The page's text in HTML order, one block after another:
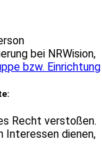
bei NRWision,
bzw. Einrichtung
Recht verstoßen.
Interessen dienen,